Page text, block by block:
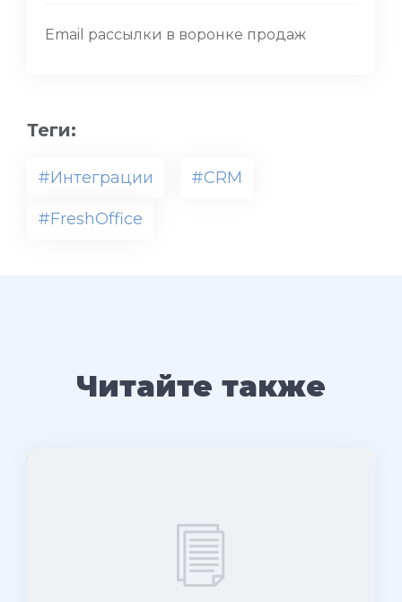
Email рассылки в воронке продаж
Теги:
#Интеграции #CRM
#FreshOffice
Читайте также